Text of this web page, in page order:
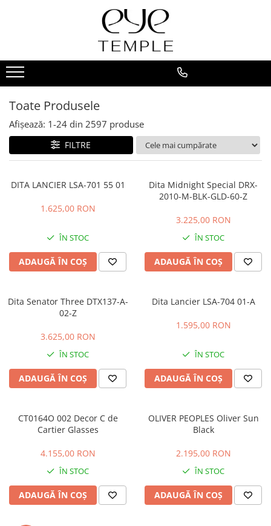
Femei
Bărbați
Copii
SHOP BY
Stil clasic
Ultimele trenduri
Diva
Festival look
Affordable
Minimalist
Retro-chic
Last Chance %
Femei
Bărbați
Copii
Polarizați
SHOP BY
Stil clasic
Sport
Eco-friendly & hipoalergenic
Retro-chic
Minimalist
Last chance %
Ochelari de citit
Clip-on
Toc de ochelari
Lanțuri
ALAIN MIKLI
AMI PARIS
ANDY WOLF
Anne et Valentin
ANY DI
ATTICO
BRUNELLO CUCINELLI
Cartier
CAZAL
DIOR
DOLCE GABBANA
FACE A FACE
KUBORAUM
Toate Produsele
Afișează: 1-24 din 2597 produse
FILTRE
DITA LANCIER LSA-701 55 01
1.625,00 RON
ÎN STOC
ADAUGĂ ÎN COȘ
Dita Midnight Special DRX-
2010-M-BLK-GLD-60-Z
3.225,00 RON
ÎN STOC
ADAUGĂ ÎN COȘ
Dita Senator Three DTX137-A-
02-Z
3.625,00 RON
ÎN STOC
ADAUGĂ ÎN COȘ
Dita Lancier LSA-704 01-A
1.595,00 RON
ÎN STOC
ADAUGĂ ÎN COȘ
CT0164O 002 Decor C de
Cartier Glasses
4.155,00 RON
ÎN STOC
ADAUGĂ ÎN COȘ
OLIVER PEOPLES Oliver Sun
Black
2.195,00 RON
ÎN STOC
ADAUGĂ ÎN COȘ